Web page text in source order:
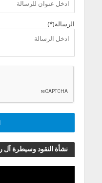
الرسالة(*)
نشأة النقود وسيطرة آل